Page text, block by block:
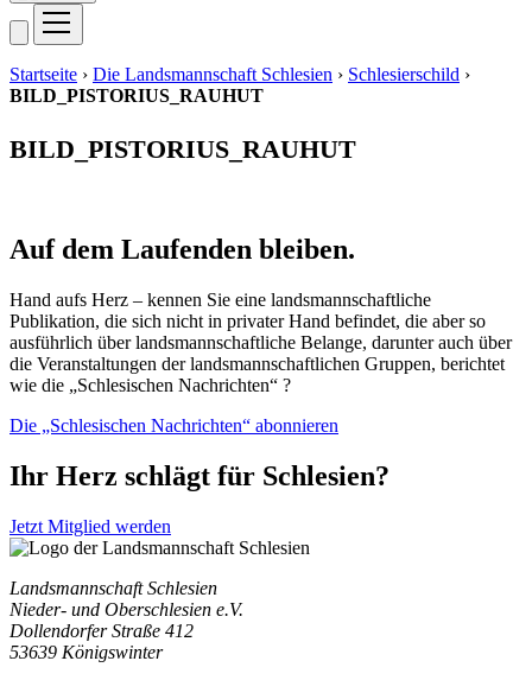
Startseite › Die Landsmannschaft Schlesien › Schlesierschild ›
BILD_PISTORIUS_RAUHUT
BILD_PISTORIUS_RAUHUT
Auf dem Laufenden bleiben.
Hand aufs Herz – kennen Sie eine landsmannschaftliche
Publikation, die sich nicht in privater Hand befindet, die aber so
ausführlich über landsmannschaftliche Belange, darunter auch über
die Veranstaltungen der landsmannschaftlichen Gruppen, berichtet
wie die „Schlesischen Nachrichten“ ?
Die „Schlesischen Nachrichten“ abonnieren
Ihr Herz schlägt für Schlesien?
Jetzt Mitglied werden
Landsmannschaft Schlesien
Nieder- und Oberschlesien e.V.
Dollendorfer Straße 412
53639 Königswinter